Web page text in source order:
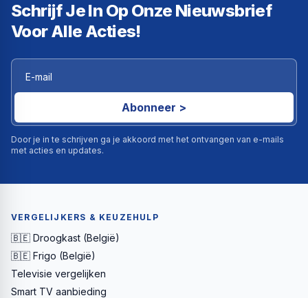
Schrijf Je In Op Onze Nieuwsbrief
Voor Alle Acties!
Abonneer >
Door je in te schrijven ga je akkoord met het ontvangen van e-mails
met acties en updates.
VERGELIJKERS & KEUZEHULP
🇧🇪 Droogkast (België)
🇧🇪 Frigo (België)
Televisie vergelijken
Smart TV aanbieding